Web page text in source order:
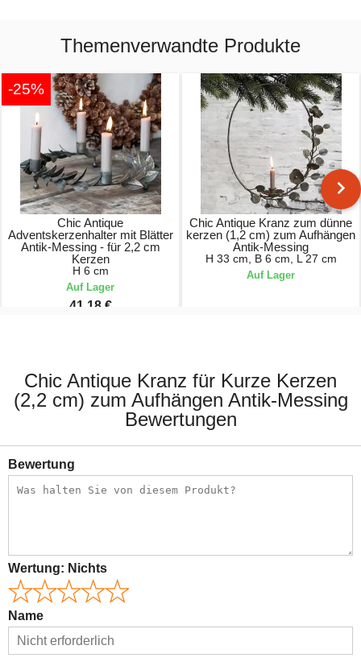
Themenverwandte Produkte
-25%
Chic Antique
Adventskerzenhalter mit Blätter
Antik-Messing - für 2,2 cm
Kerzen
H 6 cm
Auf Lager
41,18 €
Chic Antique Kranz zum dünne
kerzen (1,2 cm) zum Aufhängen
Antik-Messing
H 33 cm, B 6 cm, L 27 cm
Auf Lager
Chic Antique Kranz für Kurze Kerzen
(2,2 cm) zum Aufhängen Antik-Messing
Bewertungen
Bewertung
Wertung: Nichts
Name